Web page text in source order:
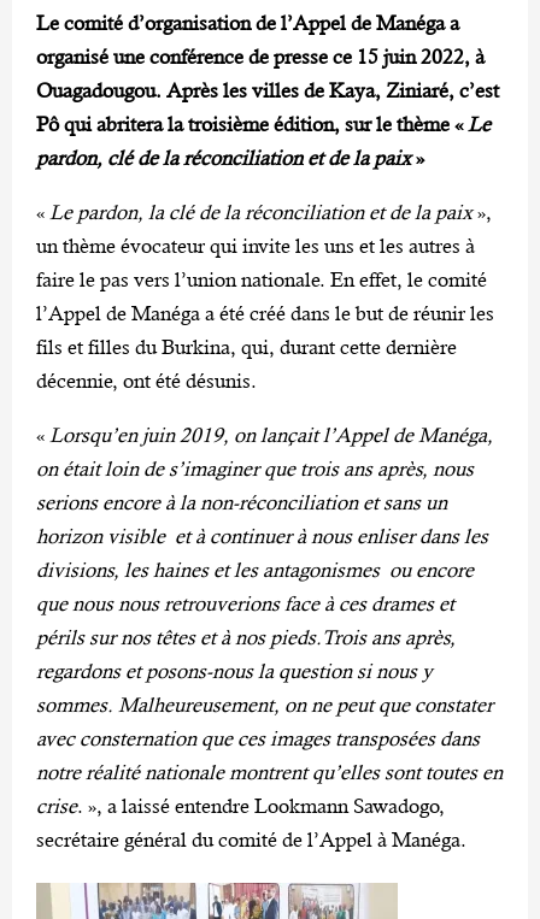
Le comité d’organisation de l’Appel de Manéga a
organisé une conférence de presse ce 15 juin 2022, à
Ouagadougou. Après les villes de Kaya, Ziniaré, c’est
Pô qui abritera la troisième édition, sur le thème « Le
pardon, clé de la réconciliation et de la paix»
« Le pardon, la clé de la réconciliation et de la paix»,
un thème évocateur qui invite les uns et les autres à
faire le pas vers l’union nationale. En effet, le comité
l’Appel de Manéga a été créé dans le but de réunir les
fils et filles du Burkina, qui, durant cette dernière
décennie, ont été désunis.
« Lorsqu’en juin 2019, on lançait l’Appel de Manéga,
on était loin de s’imaginer que trois ans après, nous
serions encore à la non-réconciliation et sans un
horizon visible et à continuer à nous enliser dans les
divisions, les haines et les antagonismes ou encore
que nous nous retrouverions face à ces drames et
périls sur nos têtes et à nos pieds.Trois ans après,
regardons et posons-nous la question si nous y
sommes. Malheureusement, on ne peut que constater
avec consternation que ces images transposées dans
notre réalité nationale montrent qu’elles sont toutes en
crise. », a laissé entendre Lookmann Sawadogo,
secrétaire général du comité de l’Appel à Manéga.